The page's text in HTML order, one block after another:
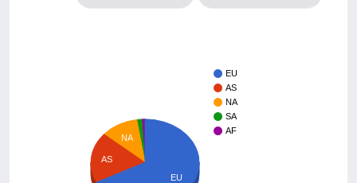
EU
AS
NA
SA
AF
NA
AS
EU